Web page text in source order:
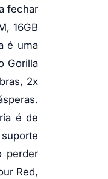
fechar
16GB
é uma
Gorilla
2x
é de
perder
Red,